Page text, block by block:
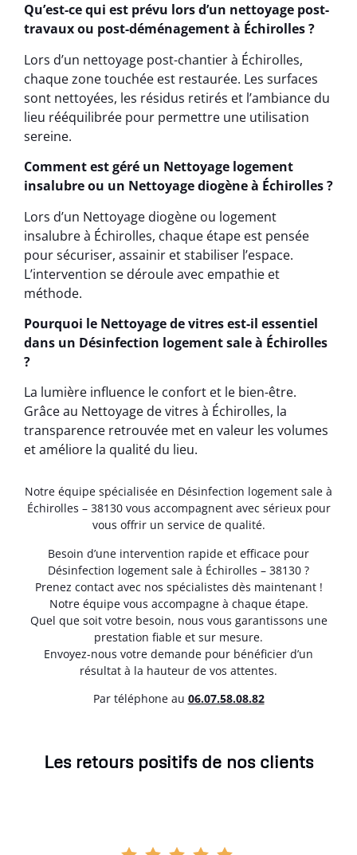
Qu’est-ce qui est prévu lors d’un nettoyage post-
travaux ou post-déménagement à Échirolles ?
Lors d’un nettoyage post-chantier à Échirolles,
chaque zone touchée est restaurée. Les surfaces
sont nettoyées, les résidus retirés et l’ambiance du
lieu rééquilibrée pour permettre une utilisation
sereine.
Comment est géré un Nettoyage logement
insalubre ou un Nettoyage diogène à Échirolles ?
Lors d’un Nettoyage diogène ou logement
insalubre à Échirolles, chaque étape est pensée
pour sécuriser, assainir et stabiliser l’espace.
L’intervention se déroule avec empathie et
méthode.
Pourquoi le Nettoyage de vitres est-il essentiel
dans un Désinfection logement sale à Échirolles
?
La lumière influence le confort et le bien-être.
Grâce au Nettoyage de vitres à Échirolles, la
transparence retrouvée met en valeur les volumes
et améliore la qualité du lieu.
Notre équipe spécialisée en Désinfection logement sale à
Échirolles – 38130 vous accompagnent avec sérieux pour
vous offrir un service de qualité.
Besoin d’une intervention rapide et efficace pour
Désinfection logement sale à Échirolles – 38130 ?
Prenez contact avec nos spécialistes dès maintenant !
Notre équipe vous accompagne à chaque étape.
Quel que soit votre besoin, nous vous garantissons une
prestation fiable et sur mesure.
Envoyez-nous votre demande pour bénéficier d’un
résultat à la hauteur de vos attentes.
Par téléphone au 06.07.58.08.82
Les retours positifs de nos clients